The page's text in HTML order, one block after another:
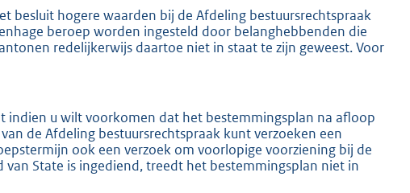
besluit hogere waarden bij de Afdeling bestuursrechtspraak
beroep worden ingesteld door belanghebbenden die
redelijkerwijs daartoe niet in staat te zijn geweest. Voor
indien u wilt voorkomen dat het bestemmingsplan na afloop
de Afdeling bestuursrechtspraak kunt verzoeken een
ook een verzoek om voorlopige voorziening bij de
State is ingediend, treedt het bestemmingsplan niet in